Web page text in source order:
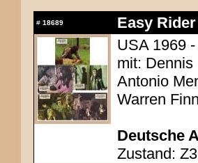
# 18689
Easy
USA 1969
mit: Dennis
Antonio
Warren
Deutsche
Zustand: Z3